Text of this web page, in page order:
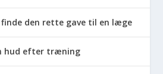
den rette gave til en læge
hud efter træning